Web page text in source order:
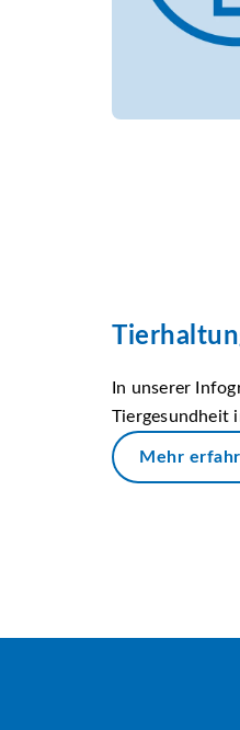
In unserer
Tiergesundheit
Mehr